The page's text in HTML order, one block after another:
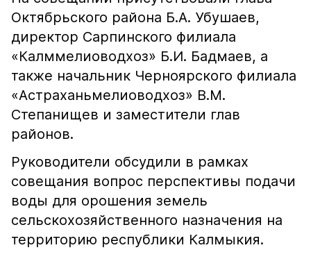
Октябрьского района Б.А. Убушаев,
директор Сарпинского филиала
«Калммелиоводхоз» Б.И. Бадмаев, а
также начальник Черноярского филиала
«Астраханьмелиоводхоз» В.М.
Степанищев и заместители глав
районов.
Руководители обсудили в рамках
совещания вопрос перспективы подачи
воды для орошения земель
сельскохозяйственного назначения на
территорию республики Калмыкия.